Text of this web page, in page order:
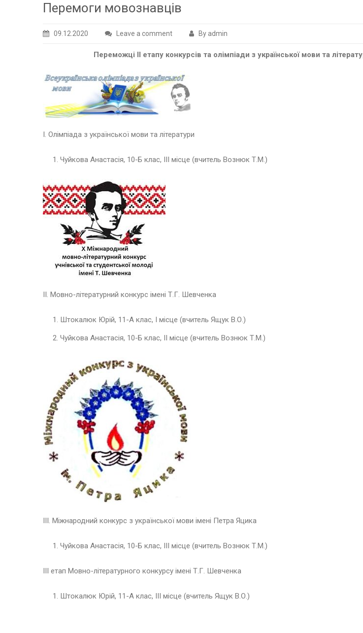
Перемоги мовознавців
09.12.2020 Leave a comment By admin
Переможці ІІ етапу конкурсів та олімпіади з української мови та
І. Олімпіада з української мови та літератури
Чуйкова Анастасія, 10-Б клас, ІІІ місце (вчитель Вознюк Т.М.)
ІІ. Мовно-літературний конкурс імені Т.Г. Шевченка
Штокалюк Юрій, 11-А клас, І місце (вчитель Ящук В.О.)
Чуйкова Анастасія, 10-Б клас, ІІ місце (вчитель Вознюк Т.М.)
ІІІ. Міжнародний конкурс з української мови імені Петра Яцика
Чуйкова Анастасія, 10-Б клас, ІІІ місце (вчитель Вознюк Т.М.)
ІІІ етап Мовно-літературного конкурсу імені Т.Г. Шевченка
Штокалюк Юрій, 11-А клас, ІІІ місце (вчитель Ящук В.О.)